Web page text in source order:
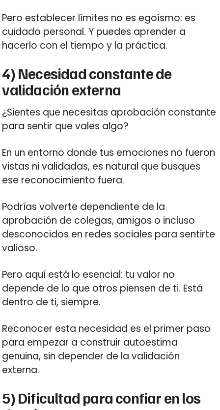
Pero establecer límites no es egoísmo: es
cuidado personal. Y puedes aprender a
hacerlo con el tiempo y la práctica.
4) Necesidad constante de
validación externa
¿Sientes que necesitas aprobación constante
para sentir que vales algo?
En un entorno donde tus emociones no fueron
vistas ni validadas, es natural que busques
ese reconocimiento fuera.
Podrías volverte dependiente de la
aprobación de colegas, amigos o incluso
desconocidos en redes sociales para sentirte
valioso.
Pero aquí está lo esencial: tu valor no
depende de lo que otros piensen de ti. Está
dentro de ti, siempre.
Reconocer esta necesidad es el primer paso
para empezar a construir autoestima
genuina, sin depender de la validación
externa.
5) Dificultad para confiar en los